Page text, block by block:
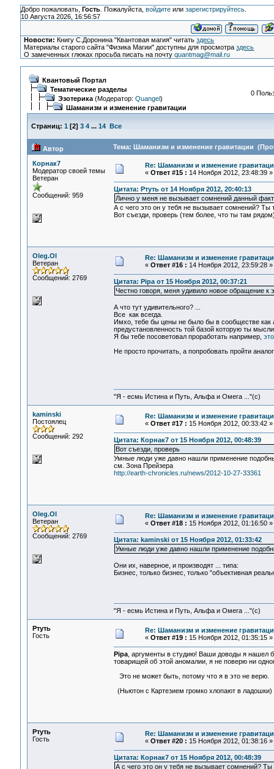
Добро пожаловать, Гость. Пожалуйста, войдитеили зарегистрируйтесь.
10 Августа 2026, 16:56:57
Новости: Книгу С.Доронина "Квантовая магия" читатьздесь
Материалы старого сайта "Физика Магии" доступны для просмотраздесь
О замеченных глюках просьба писать на почтуquantmag@mail.ru
Квантовый Портал
Тематические разделы
Эзотерика(Модератор: Quangel)
Шаманизм и изменение гравитации
0
Страниц: 1 [2] 3 4 ... 14 Все
Автор Тема: Шаманизм и изменение гравитации
Корнак7
Модератор своей темы
Ветеран
Сообщений: 959
Re: Шаманизм и изменение
« Ответ #15 : 14 Ноября 2012, 23:48:39 »
Цитата: Ртуть от 14 Ноября 2012, 20:40:13
Лично у меня не вызывает сомнений данный
А с чего это он у тебя не вызывает сомнений?
Вот съезди, проверь (тем более, что ты там
Oleg.Ol
Ветеран
Сообщений: 2769
Re: Шаманизм и изменение
« Ответ #16 : 14 Ноября 2012, 23:59:28 »
Цитата: Pipa от 15 Ноября 2012, 00:37:21
Честно говоря, меня удивило новое обращение к
А что тут удивительного? ...
Все как всегда.
Имхо, тебе бы цены не было бы в сообществе как
предустановленность той базой которую ты
Я бы тебе посоветовал проработать например, это
Не просто прочитать, а попробовать пройти
"Я - есмь Истина и Путь, Альфа и Омега ..."(с)
kaminski
Постоялец
Сообщений: 292
Re: Шаманизм и изменение
« Ответ #17 : 15 Ноября 2012, 00:33:42 »
Цитата: Корнак7 от 15 Ноября 2012, 00:48:39
Вот съезди, проверь
Умные люди уже давно нашли применение
см. Зона Прейзера
http://earth-chronicles.ru/news/2012-10-27-33361
Oleg.Ol
Ветеран
Сообщений: 2769
Re: Шаманизм и изменение
« Ответ #18 : 15 Ноября 2012, 01:16:50 »
Цитата: kaminski от 15 Ноября 2012, 01:33:42
Умные люди уже давно нашли применение
Они их, наверное, и производят ... типа:
Бизнес, только бизнес, только "объективная
"Я - есмь Истина и Путь, Альфа и Омега ..."(с)
Ртуть
Гость
Re: Шаманизм и изменение
« Ответ #19 : 15 Ноября 2012, 01:35:15 »
Pipa, аргументы в студию! Ваши доводы я нашел
товарищей об этой аномалии, я не поверю ни
Это не может быть, потому что я в это не верю.
(Ньютон с Картезием громко хлопают в ладошки)
Ртуть
Гость
Re: Шаманизм и изменение
« Ответ #20 : 15 Ноября 2012, 01:38:16 »
Цитата: Корнак7 от 15 Ноября 2012, 00:48:39
А с чего это он у тебя не вызывает сомнений?